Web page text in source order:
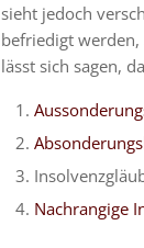
sieht jedoch
befriedigt werden,
lässt sich sagen,
Nachrangige